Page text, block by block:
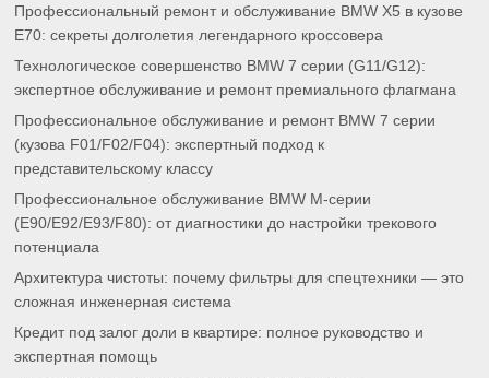
Профессиональный ремонт и обслуживание BMW X5 в кузове
E70: секреты долголетия легендарного кроссовера
Технологическое совершенство BMW 7 серии (G11/G12):
экспертное обслуживание и ремонт премиального флагмана
Профессиональное обслуживание и ремонт BMW 7 серии
(кузова F01/F02/F04): экспертный подход к
представительскому классу
Профессиональное обслуживание BMW M-серии
(E90/E92/E93/F80): от диагностики до настройки трекового
потенциала
Архитектура чистоты: почему фильтры для спецтехники — это
сложная инженерная система
Кредит под залог доли в квартире: полное руководство и
экспертная помощь